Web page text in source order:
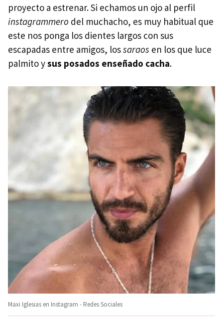
proyecto a estrenar. Si echamos un ojo al perfil
instagrammero del muchacho, es muy habitual que
este nos ponga los dientes largos con sus
escapadas entre amigos, lossaraos en los que luce
palmito ysus posados enseñado cacha.
Maxi Iglesias en Instagram - Redes Sociales